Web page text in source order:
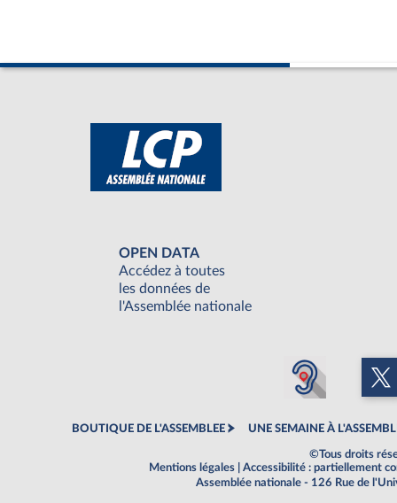
OPEN DATA
Accédez à toutes
les données de
l'Assemblée nationale
BOUTIQUE DE L'ASSEMBLEE UNE SEMAINE À
©Tous droits
Mentions légales
Accessibilité : partiellement
Assemblée nationale - 126 Rue de